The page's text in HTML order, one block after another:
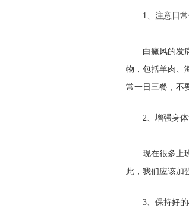
1、注意日常
白癜风的发病
物，包括羊肉、
常一日三餐，不
2、增强身体
现在很多上班
此，我们应该加
3、保持好的